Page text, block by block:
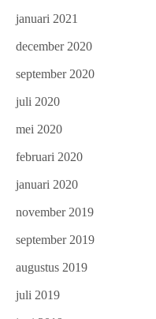
januari 2021
december 2020
september 2020
juli 2020
mei 2020
februari 2020
januari 2020
november 2019
september 2019
augustus 2019
juli 2019